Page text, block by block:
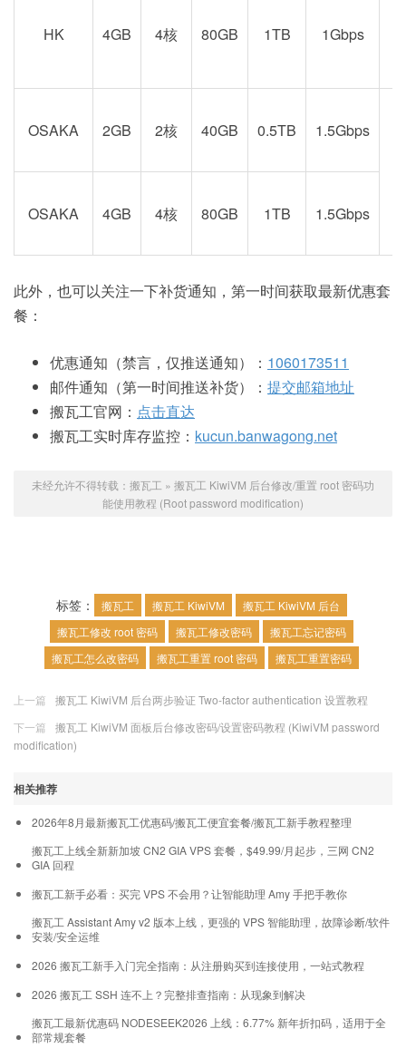
HK 4GB 4核 80GB 1TB 1Gbps
OSAKA 2GB 2核 40GB 0.5TB
1.5Gbps
OSAKA
4GB 4核 80GB 1TB 1.5Gbps
此外，也可以关注一下补货通知，第一时间获取最新优惠套
餐：
优惠通知（禁言，仅推送通知）： 1060173511
邮件通知（第一时间推送补货）： 提交邮箱地址
搬瓦工官网： 点击直达
搬瓦工实时库存监控： kucun.banwagong.net
未经允许不得转载： 搬瓦工 » 搬瓦工 KiwiVM 后台修改/重置 root 密码功
能使用教程 (Root password modification)
标签： 搬瓦工 搬瓦工 KiwiVM
搬瓦工 KiwiVM 后台
搬瓦工修改 root 密码
搬瓦工修改密码
搬瓦工忘记密码
搬瓦工怎么改密码
搬瓦工重置 root 密码 搬瓦工重置密码
上一篇
搬瓦工 KiwiVM 后台两步验证 Two-factor authentication 设置教程
下一篇
搬瓦工 KiwiVM 面板后台修改密码/设置密码教程 (KiwiVM password
modification)
相关推荐
2026年8月最新搬瓦工优惠码/搬瓦工便宜套餐/搬瓦工新手教程整理
搬瓦工上线全新新加坡 CN2 GIA VPS 套餐，$49.99/月起步，三网 CN2
GIA 回程
搬瓦工新手必看：买完 VPS 不会用？让智能助理 Amy 手把手教你
搬瓦工 Assistant Amy v2 版本上线，更强的 VPS 智能助理，故障诊断/软件
安装/安全运维
2026 搬瓦工新手入门完全指南：从注册购买到连接使用，一站式教程
2026 搬瓦工 SSH 连不上？完整排查指南：从现象到解决
搬瓦工最新优惠码 NODESEEK2026 上线：6.77% 新年折扣码，适用于全
部常规套餐